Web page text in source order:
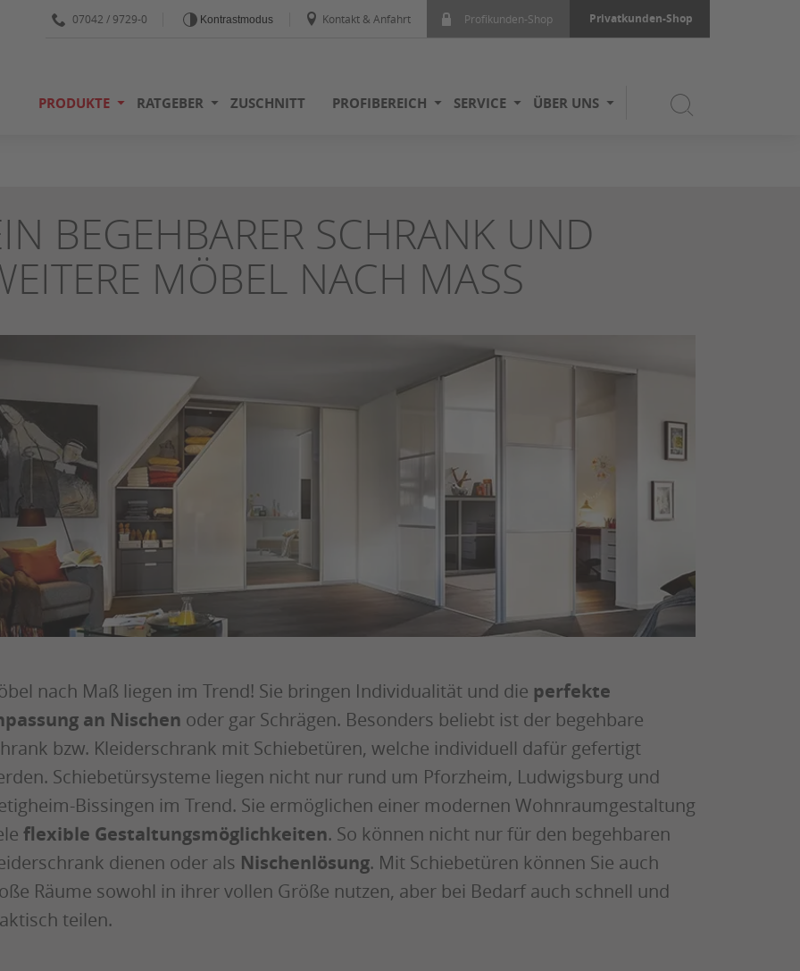
07042 / 9729-0 Kontrastmodus Kontakt & Anfahrt Profikunden-Shop Privatkunden-Shop
PRODUKTE RATGEBER ZUSCHNITT PROFIBEREICH SERVICE ÜBER UNS
BEGEHBARER SCHRANK UND
MÖBEL NACH MASS
nach Maß liegen im Trend! Sie bringen Individualität und die perfekte
an Nischen oder gar Schrägen. Besonders beliebt ist der begehbare
bzw. Kleiderschrank mit Schiebetüren, welche individuell dafür gefertigt
Schiebetürsysteme liegen nicht nur rund um Pforzheim, Ludwigsburg und
Bissingen im Trend. Sie ermöglichen einer modernen Wohnraumgestaltung
flexible Gestaltungsmöglichkeiten. So können nicht nur für den begehbaren
dienen oder als Nischenlösung. Mit Schiebetüren können Sie auch
Räume sowohl in ihrer vollen Größe nutzen, aber bei Bedarf auch schnell und
teilen.